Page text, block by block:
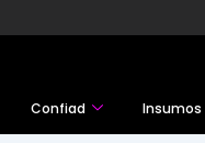
Confiad Insumos